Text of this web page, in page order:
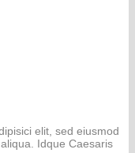
elit, sed eiusmod
Idque Caesaris